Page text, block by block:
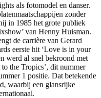
als fotomodel en danser.
zonder
in 1985 het grote publiek
van Henny Huisman.
de carrière van Gerard
eerste hit ‘Love is in your
werd al snel bekroond met
the Tropics’, dit nummer
1 positie. Dat betekende
waarbij een glansrijke